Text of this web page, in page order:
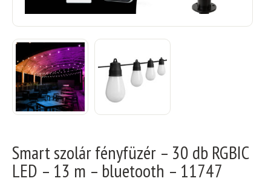
Smart szolár fényfüzér – 30 db RGBIC
LED – 13 m – bluetooth – 11747